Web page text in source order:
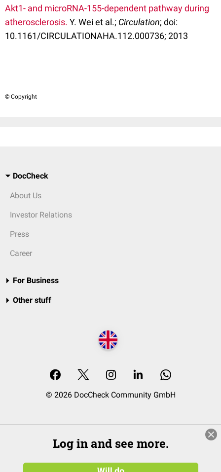
Akt1- and microRNA-155-dependent pathway during
atherosclerosis. Y. Wei et al.; Circulation; doi:
10.1161/CIRCULATIONAHA.112.000736; 2013
© Copyright
DocCheck
About Us
Investor Relations
Press
Career
For Business
Other stuff
© 2026 DocCheck Community GmbH
Log in and see more.